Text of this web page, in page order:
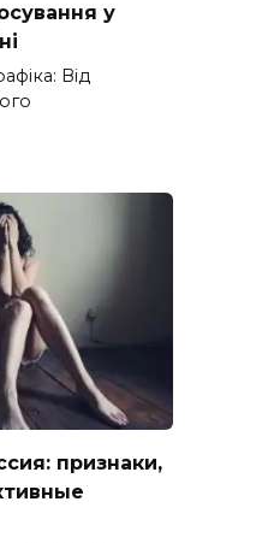
у
Від
признаки,